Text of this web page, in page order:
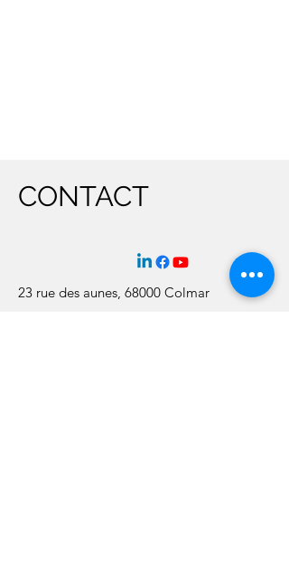
CONTACT
23 rue des aunes, 68000 Colmar